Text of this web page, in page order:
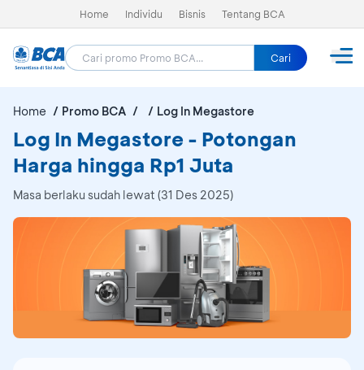
Home Individu Bisnis Tentang BCA
Cari
Home Promo BCA Log In Megastore
Log In Megastore - Potongan
Harga hingga Rp1 Juta
Masa berlaku sudah lewat (31 Des 2025)